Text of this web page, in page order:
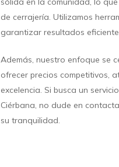
de cerrajería. Utilizamos
garantizar resultados
Además, nuestro enfoque se
ofrecer precios competitivos,
excelencia. Si busca un
Ciérbana, no dude en
su tranquilidad.